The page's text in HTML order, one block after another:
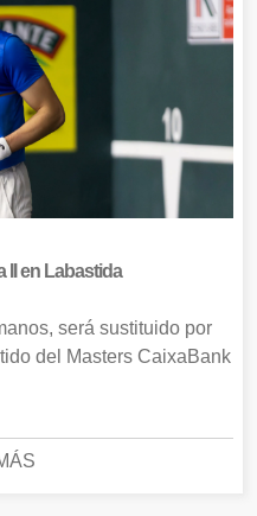
II en Labastida
será sustituido por
del Masters CaixaBank